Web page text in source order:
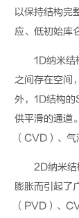
以保持结构完
应、低初始库
1D纳米结
之间存在空间
外，1D结构的
供平滑的通道
（CVD ）、
2D纳米
膨胀而引起了
（ PVD ）、